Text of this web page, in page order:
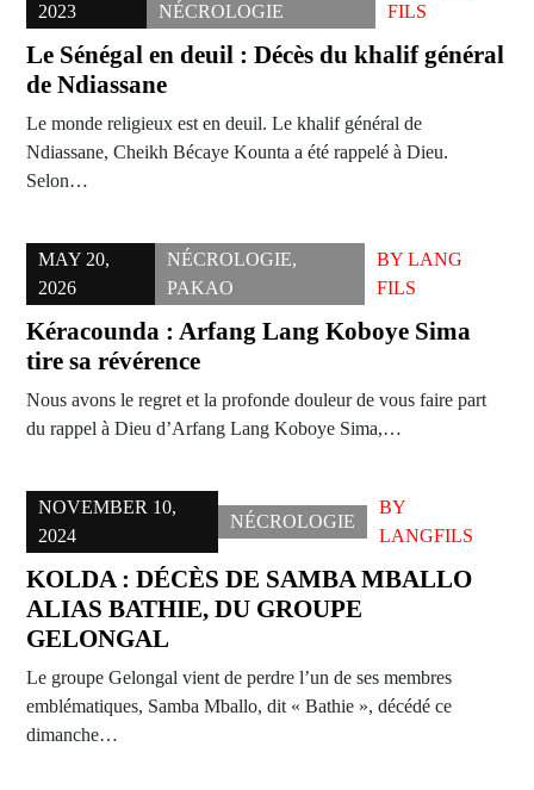
2023
NÉCROLOGIE
FILS
Le Sénégal en deuil : Décès du khalif général
de Ndiassane
Le monde religieux est en deuil. Le khalif général de
Ndiassane, Cheikh Bécaye Kounta a été rappelé à Dieu.
Selon…
MAY 20,
2026
NÉCROLOGIE,
PAKAO
BY LANG
FILS
Kéracounda : Arfang Lang Koboye Sima
tire sa révérence
Nous avons le regret et la profonde douleur de vous faire part
du rappel à Dieu d’Arfang Lang Koboye Sima,…
NOVEMBER 10,
2024
NÉCROLOGIE
BY
LANGFILS
KOLDA : DÉCÈS DE SAMBA MBALLO
ALIAS BATHIE, DU GROUPE
GELONGAL
Le groupe Gelongal vient de perdre l’un de ses membres
emblématiques, Samba Mballo, dit « Bathie », décédé ce
dimanche…